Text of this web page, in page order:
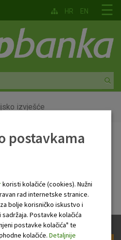
☰
HR EN
izvješće
izvješće.pdf
postavkama
koristi kolačiće (cookies). Nužni
rad internetske stranice.
bolje korisničko iskustvo i
Postavke kolačića
postavke kolačića" te
kolačiće. Detaljnije